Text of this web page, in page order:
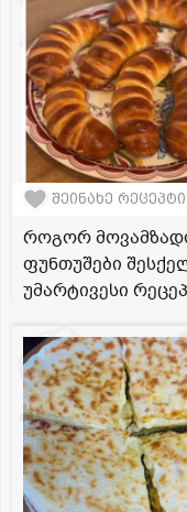
შეინახე რეცეპტი
როგორ
ფუნთუშები
უმარტივესი